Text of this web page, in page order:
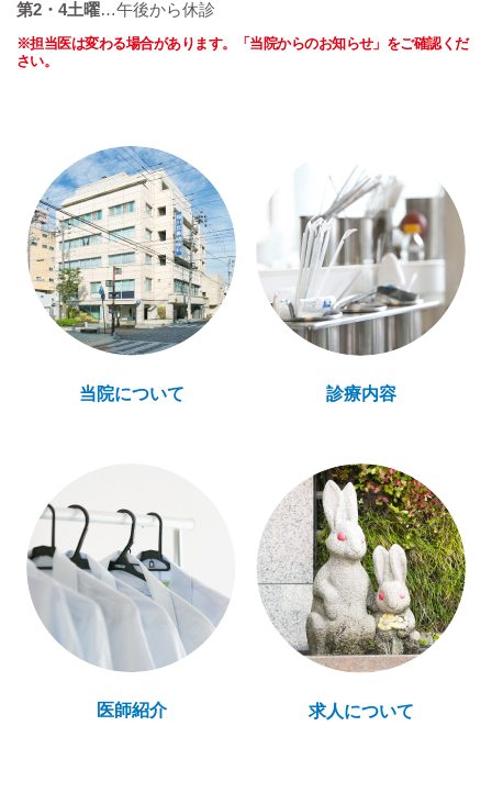
第2・4土曜…午後から休診
※担当医は変わる場合があります。「当院からのお知らせ」をご確認くだ
さい。
当院について 診療内容
医師紹介 求人について